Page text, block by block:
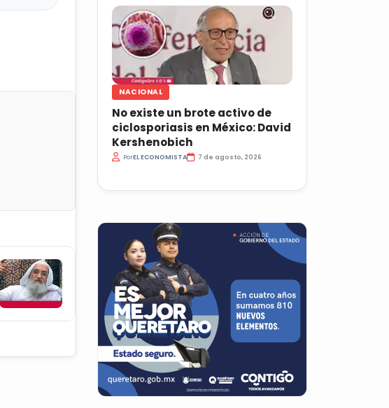
NACIONAL
No existe un brote activo de
ciclosporiasis en México: David
Kershenobich
PorEL ECONOMISTA 7 de agosto, 2026